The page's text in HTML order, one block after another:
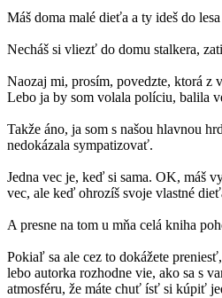
Máš doma malé dieťa a ty ideš do
Necháš si vliezť do domu stalkera,
Naozaj mi, prosím, povedzte, ktorá z
Lebo ja by som volala políciu, balila
Takže áno, ja som s našou hlavnou
nedokázala sympatizovať.
Jedna vec je, keď si sama. OK, máš
vec, ale keď ohrozíš svoje vlastné
A presne na tom u mňa celá kniha
Pokiaľ sa ale cez to dokážete
lebo autorka rozhodne vie, ako sa s
atmosféru, že máte chuť ísť si kúpiť